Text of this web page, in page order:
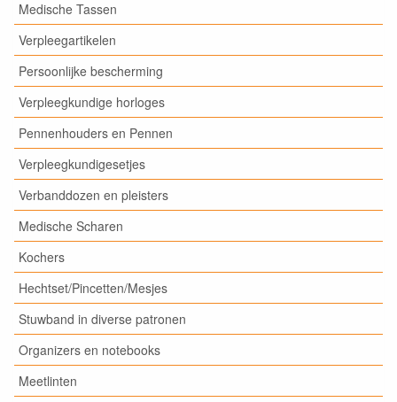
Medische Tassen
Verpleegartikelen
Persoonlijke bescherming
Verpleegkundige horloges
Pennenhouders en Pennen
Verpleegkundigesetjes
Verbanddozen en pleisters
Medische Scharen
Kochers
Hechtset/Pincetten/Mesjes
Stuwband in diverse patronen
Organizers en notebooks
Meetlinten